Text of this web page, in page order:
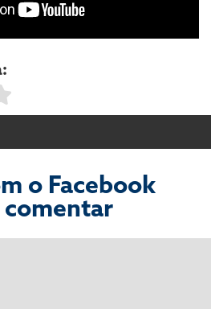
o Facebook
comentar